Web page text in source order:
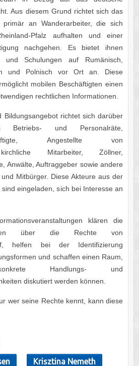
Aus diesem Grund richtet sich das
primär an Wanderarbeiter, die sich
Pfalz aufhalten und einer
nachgehen. Es bietet ihnen
und Schulungen auf Rumänisch,
und Polnisch vor Ort an. Diese
mobilen Beschäftigten einen
rechtlichen Informationen.
Bildungsangebot richtet sich darüber
und Personalräte,
Angestellte von
kirchliche Mitarbeiter, Zöllner,
Anwälte, Auftraggeber sowie andere
Mitbürger. Diese Akteure aus der
eingeladen, sich bei Interesse an
klären die
über die Rechte von
helfen bei der Identifizierung
und schaffen einen Raum,
Handlungs- und
diskutiert werden können.
wer seine Rechte kennt, kann diese
Krisztina Nemeth